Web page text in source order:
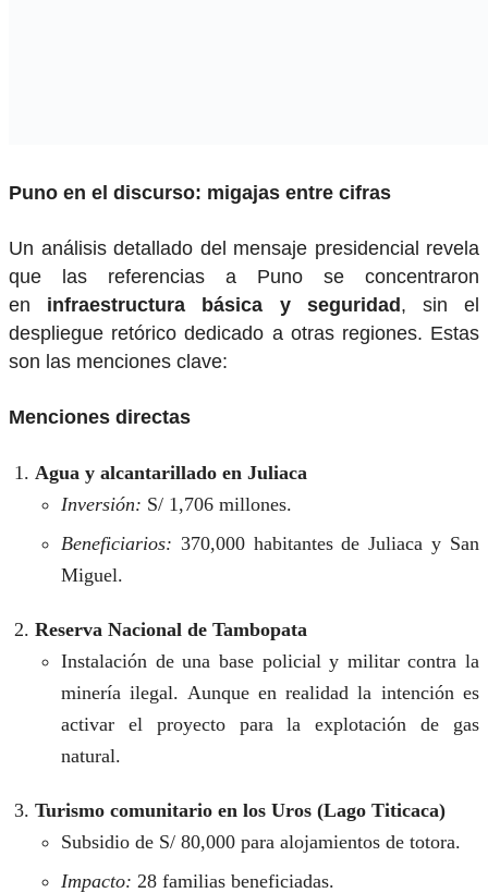
Puno en el discurso: migajas entre cifras
Un análisis detallado del mensaje presidencial revela
que las referencias a Puno se concentraron
en infraestructura básica y seguridad, sin el
despliegue retórico dedicado a otras regiones. Estas
son las menciones clave:
Menciones directas
Agua y alcantarillado en Juliaca
Inversión: S/ 1,706 millones.
Beneficiarios: 370,000 habitantes de Juliaca y San
Miguel.
Reserva Nacional de Tambopata
Instalación de una base policial y militar contra la
minería ilegal. Aunque en realidad la intención es
activar el proyecto para la explotación de gas
natural.
Turismo comunitario en los Uros (Lago Titicaca)
Subsidio de S/ 80,000 para alojamientos de totora.
Impacto: 28 familias beneficiadas.